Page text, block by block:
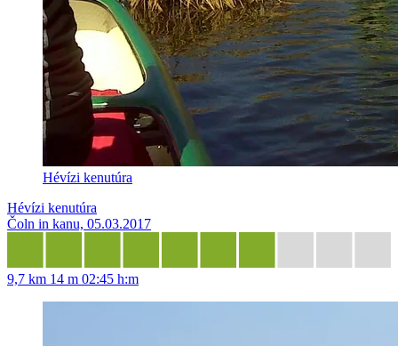
Hévízi kenutúra
Hévízi kenutúra
Čoln in kanu, 05.03.2017
9,7 km 14 m 02:45 h:m